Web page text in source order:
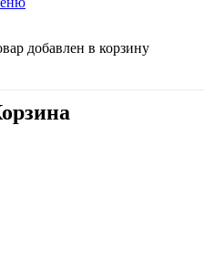
добавлен в корзину